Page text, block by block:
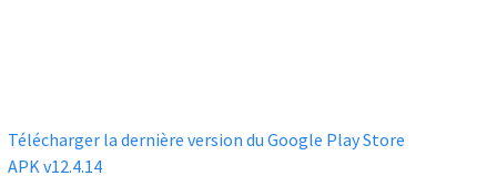
Télécharger la dernière version du Google Play Store
APKv12.4.14